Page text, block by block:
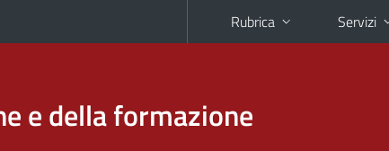
Rubrica Servizi
e della formazione